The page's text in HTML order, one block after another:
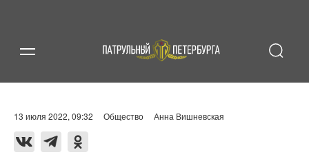
13 июля 2022, 09:32 Общество Анна Вишневская